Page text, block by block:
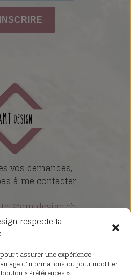
respecte ta
t'assurer une expérience
d'informations ou pour modifier
« Préférences ».
vos demandes,
à me contacter
:
revendeurs
confidentialité